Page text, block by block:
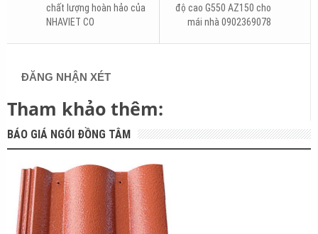
chất lượng hoàn hảo của
NHAVIET CO
độ cao G550 AZ150 cho
mái nhà 0902369078
ĐĂNG NHẬN XÉT
Tham khảo thêm:
BÁO GIÁ NGÓI ĐỒNG TÂM